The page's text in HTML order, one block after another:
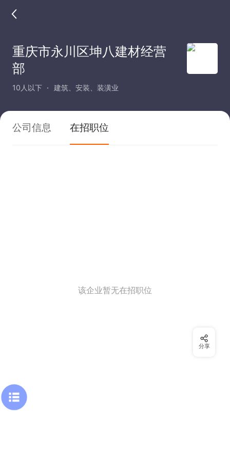
重庆市永川区坤八建材经营
部
10人以下 建筑、安装、装潢业
公司信息 在招职位
该企业暂无在招职位
分享